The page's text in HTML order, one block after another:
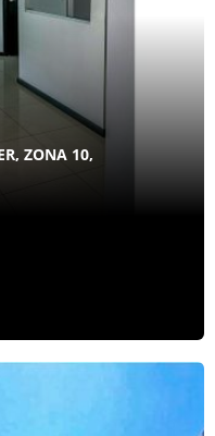
ZONA 10,